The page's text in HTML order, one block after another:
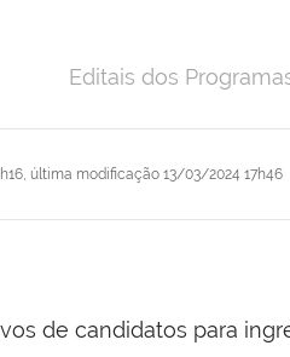
última modificação 13/03/2024 17h46
Editais dos
de candidatos para